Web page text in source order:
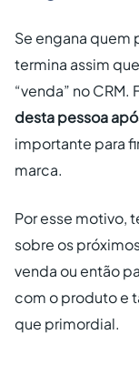
Se engana quem
termina assim
“venda” no CRM.
desta pessoa
importante para
marca.
Por esse motivo,
sobre os
venda ou então
com o produto e
que primordial.